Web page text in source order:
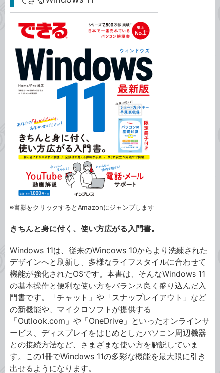
※書影をクリックするとAmazonにジャンプします
きちんと身に付く、使い方広がる入門書。
Windows 11は、従来のWindows 10からより洗練された
デザインへと刷新し、多様なライフスタイルに合わせて
機能が強化されたOSです。本書は、そんなWindows 11
の基本操作と便利な使い方をバランス良く盛り込んだ入
門書です。「チャット」や「スナップレイアウト」など
の新機能や、マイクロソフトが提供する
「Outlook.com」や「OneDrive」といったオンラインサ
ービス、ディスプレイをはじめとしたパソコン周辺機器
との接続方法など、さまざまな使い方を解説していま
す。この1冊でWindows 11の多彩な機能を最大限に引き
出せるようになります。